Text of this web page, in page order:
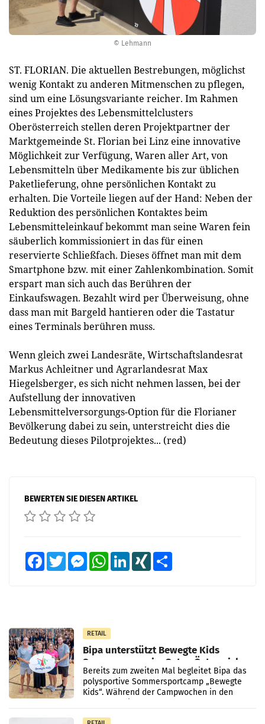
© Lehmann
ST. FLORIAN. Die aktuellen Bestrebungen, möglichst
wenig Kontakt zu anderen Mitmenschen zu pflegen,
sind um eine Lösungsvariante reicher. Im Rahmen
eines Projektes des Lebensmittelclusters
Oberösterreich stellen deren Projektpartner der
Marktgemeinde St. Florian bei Linz eine innovative
Möglichkeit zur Verfügung, Waren aller Art, von
Lebensmitteln über Medikamente bis zur üblichen
Paketlieferung, ohne persönlichen Kontakt zu
erhalten. Die Vorteile liegen auf der Hand: Neben der
Reduktion des persönlichen Kontaktes beim
Lebensmitteleinkauf bekommt man seine Waren fein
säuberlich kommissioniert in das für einen
reservierte Schließfach. Dieses öffnet man mit dem
Smartphone bzw. mit einer Zahlenkombination. Somit
erspart man sich auch das Berühren der
Einkaufswagen. Bezahlt wird per Überweisung, ohne
dass man mit Bargeld hantieren oder die Tastatur
eines Terminals berühren muss.
Wenn gleich zwei Landesräte, Wirtschaftslandesrat
Markus Achleitner und Agrarlandesrat Max
Hiegelsberger, es sich nicht nehmen lassen, bei der
Aufstellung der innovativen
Lebensmittelversorgungs-Option für die Florianer
Bevölkerung dabei zu sein, unterstreicht dies die
Bedeutung dieses Pilotprojektes... (red)
BEWERTEN SIE DIESEN ARTIKEL
FacebookTwitter MessengerWhatsAppLinkedInXING
RETAIL
Bipa unterstützt Bewegte Kids
Sommercamps im Osten Österreichs
Bereits zum zweiten Mal begleitet Bipa das
polysportive Sommersportcamp „Bewegte
Kids“. Während der Campwochen in den